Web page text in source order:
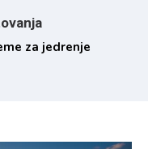
za jedrenje